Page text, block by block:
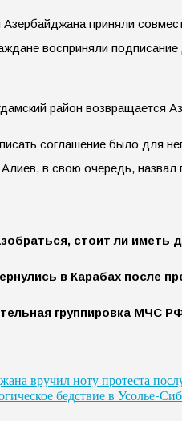
приняли
восприняли
район
соглашение было для
в свою очередь, назвал
стоит ли иметь
в Карабах после
группировка МЧС
вручил ноту протеста
бедствие в Усолье-